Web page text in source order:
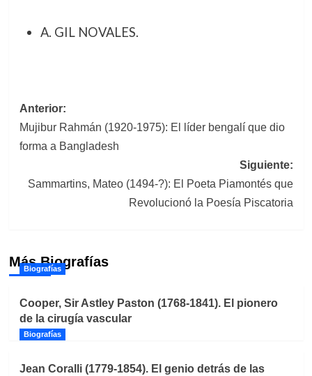
A. GIL NOVALES.
Navegación
de
Anterior:
Mujibur Rahmán (1920-1975): El líder bengalí que dio
forma a Bangladesh
Siguiente:
Sammartins, Mateo (1494-?): El Poeta Piamontés que
Revolucionó la Poesía Piscatoria
Más Biografías
Biografías
Cooper, Sir Astley Paston (1768-1841). El pionero
de la cirugía vascular
Biografías
Jean Coralli (1779-1854). El genio detrás de las